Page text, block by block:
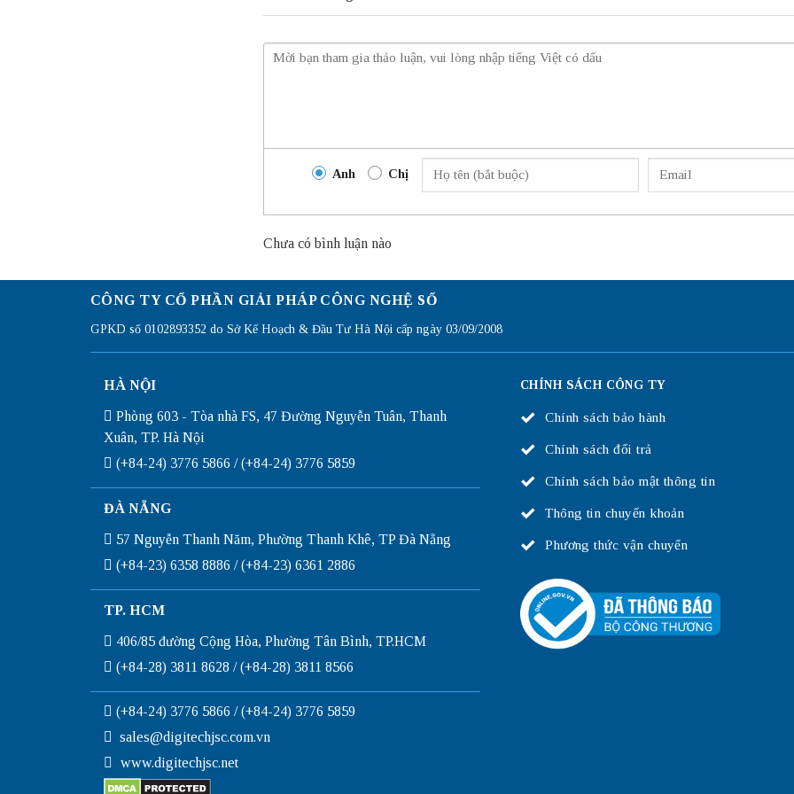
Anh Chị
Chưa có bình luận nào
CÔNG TY CỔ PHẦN GIẢI PHÁP CÔNG NGHỆ SỐ
GPKD số 0102893352 do Sở Kế Hoạch & Đầu Tư Hà Nội cấp ngày 03/09/2008
HÀ NỘI
Phòng 603 - Tòa nhà FS, 47 Đường Nguyễn Tuân, Thanh
Xuân, TP. Hà Nội
(+84-24) 3776 5866 / (+84-24) 3776 5859
ĐÀ NẴNG
57 Nguyễn Thanh Năm, Phường Thanh Khê, TP Đà Nẵng
(+84-23) 6358 8886 / (+84-23) 6361 2886
TP. HCM
406/85 đường Cộng Hòa, Phường Tân Bình, TP.HCM
(+84-28) 3811 8628 / (+84-28) 3811 8566
(+84-24) 3776 5866 / (+84-24) 3776 5859
sales@digitechjsc.com.vn
www.digitechjsc.net
CHÍNH SÁCH CÔNG TY
Chính sách bảo hành
Chính sách đổi trả
Chính sách bảo mật thông tin
Thông tin chuyển khoản
Phương thức vận chuyển